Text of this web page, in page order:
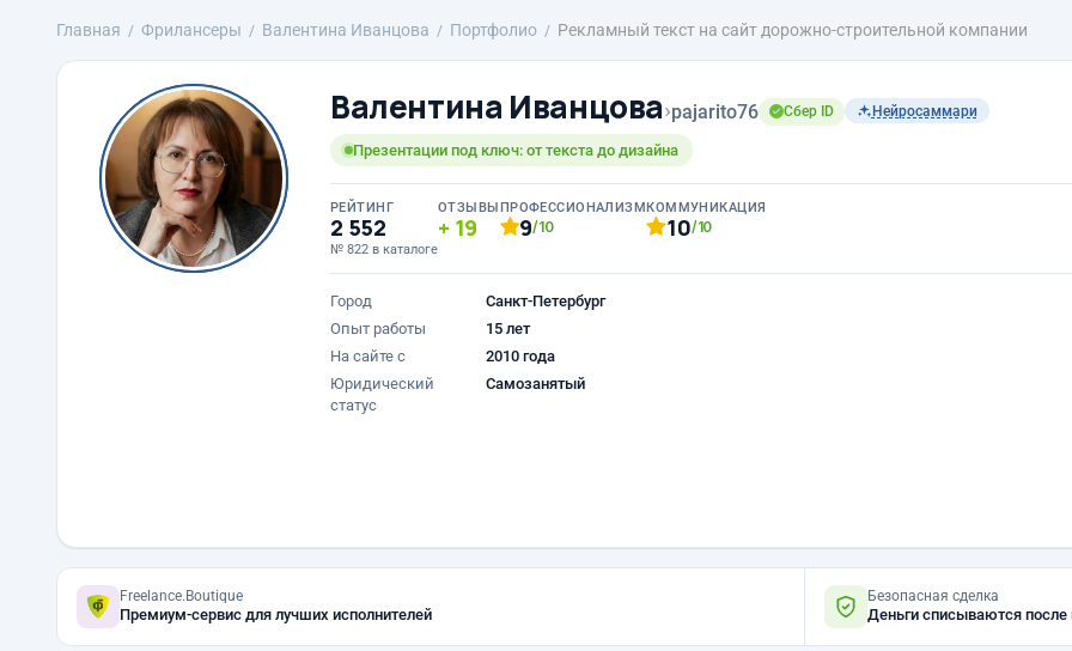
Главная Фрилансеры Валентина Иванцова Портфолио Рекламный текст на сайт дорожно-строительной компании
Валентина Иванцова›pajarito76 Сбер ID Нейросаммари
Презентации под ключ: от текста до дизайна
РЕЙТИНГ
2 552
№ 822 в каталоге
ОТЗЫВЫ
19
ПРОФЕССИОНАЛИЗМ
9/10
КОММУНИКАЦИЯ
10/10
Город
Санкт-Петербург
Опыт работы
15 лет
На сайте с
2010 года
Юридический
статус
Самозанятый
Freelance.Boutique
Премиум-сервис для лучших исполнителей
Безопасная сделка
Деньги списываются после